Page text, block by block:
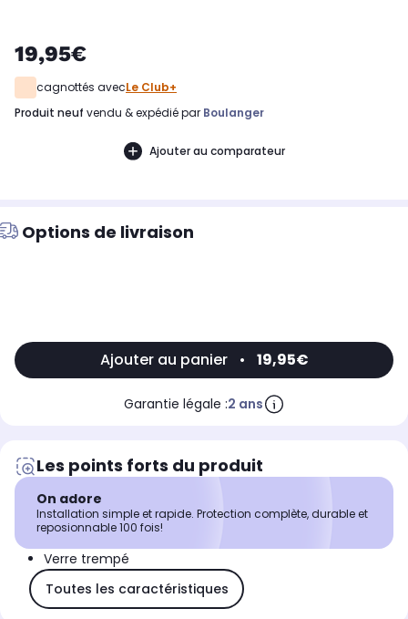
19,95€
cagnottés avecLe Club+
produit neuf vendu & expédié par Boulanger
Ajouter au comparateur
Options de livraison
Ajouter au panier • 19,95€
Garantie légale :2 ans
Les points forts du produit
On adore
Installation simple et rapide. Protection complète, durable et
reposionnable 100 fois!
Verre trempé
Toutes les caractéristiques